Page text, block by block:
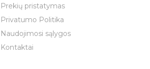
Prekių pristatymas
Privatumo Politika
Naudojimosi sąlygos
Kontaktai